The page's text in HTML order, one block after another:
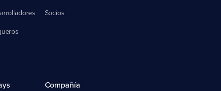
Socios
Compañía